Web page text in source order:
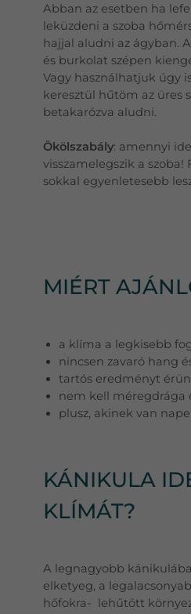
Abban az esetben ha
leküzdeni a szoba
hajjal aludni az ágyban.
és burkolat szépen
Vagy használhatjuk úgy
keresztül hűtöm az üres
betakarózva aludni.
Ökölszabály: amennyi
visszamelegszik a
sokkal egyenletesebb
MIÉRT
a klíma a legkisebb
nincsen zavaró hang
tartós eredményt
nem kell méregdrága
plusz, akinek van
KÁNIKULA
KLÍMÁT?
A legnagyobb
elketyeg, a
hőfokra- lehűtött